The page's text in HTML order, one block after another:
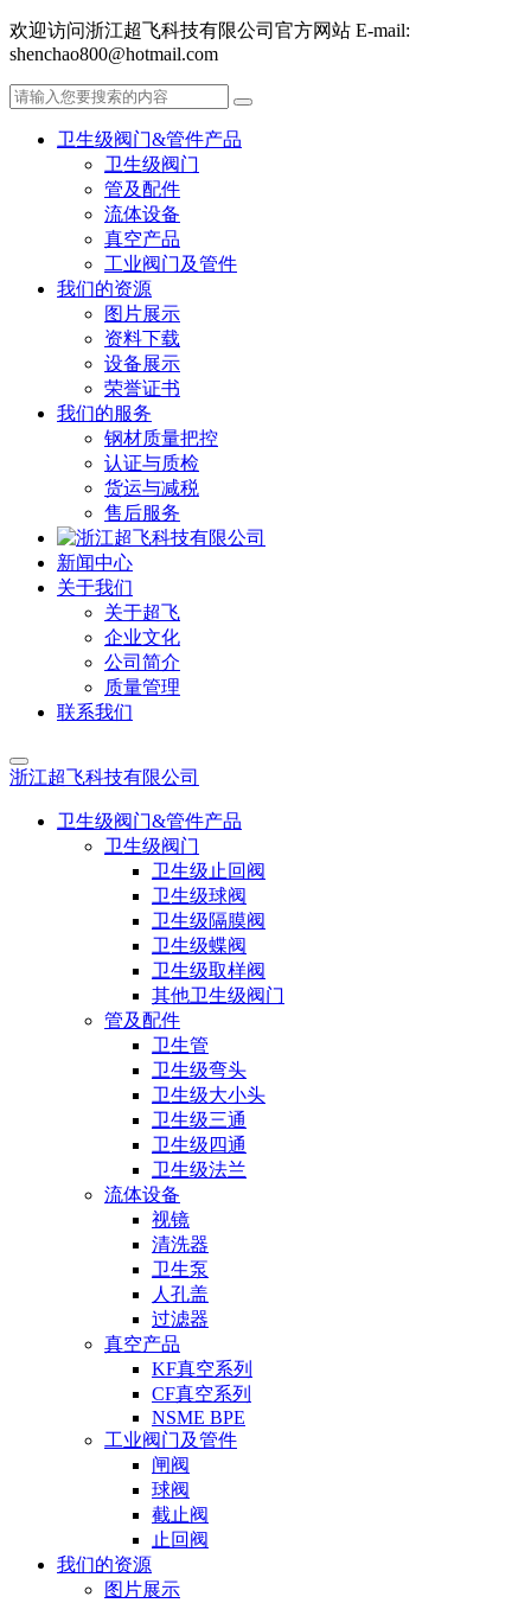
欢迎访问浙江超飞科技有限公司官方网站 E-mail:
shenchao800@hotmail.com
卫生级阀门&管件产品
卫生级阀门
管及配件
流体设备
真空产品
工业阀门及管件
我们的资源
图片展示
资料下载
设备展示
荣誉证书
我们的服务
钢材质量把控
认证与质检
货运与减税
售后服务
新闻中心
关于我们
关于超飞
企业文化
公司简介
质量管理
联系我们
浙江超飞科技有限公司
卫生级阀门&管件产品
卫生级阀门
卫生级止回阀
卫生级球阀
卫生级隔膜阀
卫生级蝶阀
卫生级取样阀
其他卫生级阀门
管及配件
卫生管
卫生级弯头
卫生级大小头
卫生级三通
卫生级四通
卫生级法兰
流体设备
视镜
清洗器
卫生泵
人孔盖
过滤器
真空产品
KF真空系列
CF真空系列
NSME BPE
工业阀门及管件
闸阀
球阀
截止阀
止回阀
我们的资源
图片展示